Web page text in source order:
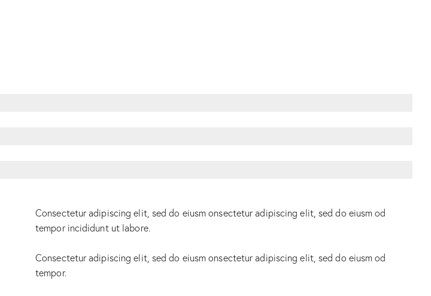
Consectetur adipiscing elit, sed do eiusm onsectetur adipiscing elit, sed do eiusm od
tempor incididunt ut labore.
Consectetur adipiscing elit, sed do eiusm onsectetur adipiscing elit, sed do eiusm od
tempor.